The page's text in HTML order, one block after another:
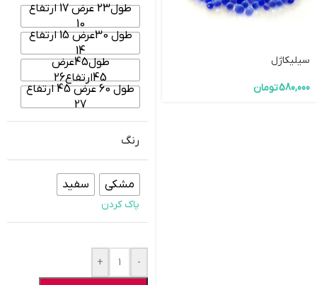
سیلیکاژل
580,000تومان
طول23 عرض 17 ارتفاع
10
طول 30عرض 15 ارتفاع
14
طول45عرض
45ارتفاع26
طول 60 عرض 45 ارتفاع
27
رنگ
مشکی سفید
پاک کردن
-
+